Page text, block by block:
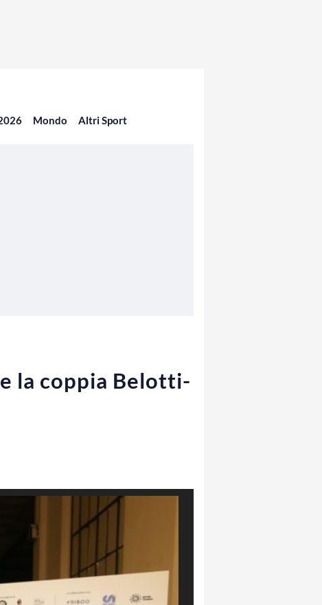
Mondo Altri Sport
la coppia Belotti-